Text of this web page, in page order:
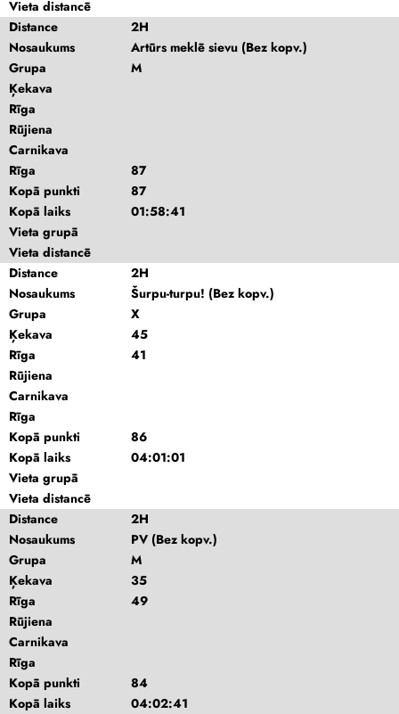
Vieta distancē
Distance
2H
Nosaukums
Artūrs meklē sievu (Bez kopv.)
Grupa
M
Ķekava
Rīga
Rūjiena
Carnikava
Rīga
87
Kopā punkti
87
Kopā laiks
01:58:41
Vieta grupā
Vieta distancē
Distance
2H
Nosaukums
Šurpu-turpu! (Bez kopv.)
Grupa
X
Ķekava
45
Rīga
41
Rūjiena
Carnikava
Rīga
Kopā punkti
86
Kopā laiks
04:01:01
Vieta grupā
Vieta distancē
Distance
2H
Nosaukums
PV (Bez kopv.)
Grupa
M
Ķekava
35
Rīga
49
Rūjiena
Carnikava
Rīga
Kopā punkti
84
Kopā laiks
04:02:41